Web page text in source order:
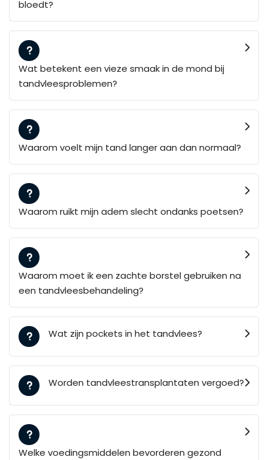
bloedt?
Wat betekent een vieze smaak in de mond bij
tandvleesproblemen?
Waarom voelt mijn tand langer aan dan normaal?
Waarom ruikt mijn adem slecht ondanks poetsen?
Waarom moet ik een zachte borstel gebruiken na
een tandvleesbehandeling?
Wat zijn pockets in het tandvlees?
Worden tandvleestransplantaten vergoed?
Welke voedingsmiddelen bevorderen gezond